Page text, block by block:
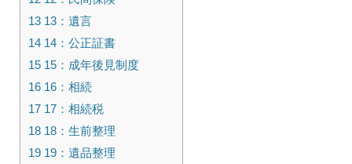
13 13：遺言
14 14：公正証書
15 15：成年後見制度
16 16：相続
17 17：相続税
18 18：生前整理
19 19：遺品整理